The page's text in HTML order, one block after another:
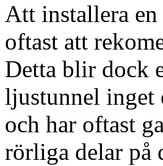
Att installera
oftast att
Detta blir dock
ljustunnel
och har oftast
rörliga delar på